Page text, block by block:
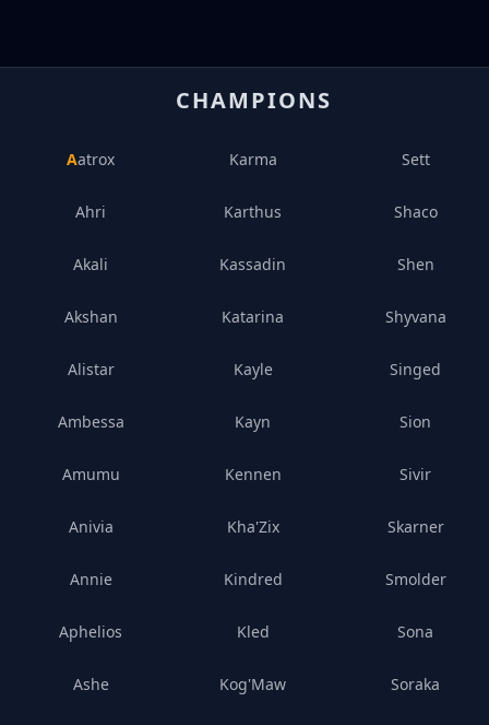
CHAMPIONS
Aatrox
Ahri
Akali
Akshan
Alistar
Ambessa
Amumu
Anivia
Annie
Aphelios
Ashe
Karma
Karthus
Kassadin
Katarina
Kayle
Kayn
Kennen
Kha'Zix
Kindred
Kled
Kog'Maw
Sett
Shaco
Shen
Shyvana
Singed
Sion
Sivir
Skarner
Smolder
Sona
Soraka